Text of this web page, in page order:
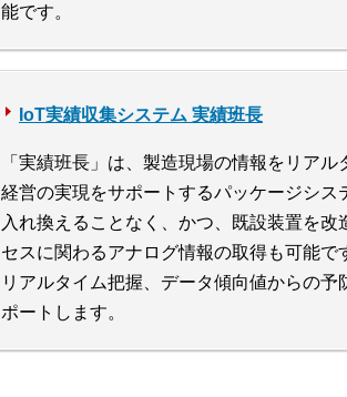
能です。
IoT実績収集システム 実績班長
「実績班長」は、製造現場の情報をリア
経営の実現をサポートするパッケージシ
入れ換えることなく、かつ、既設装置を
セスに関わるアナログ情報の取得も可能
リアルタイム把握、データ傾向値からの
ポートします。